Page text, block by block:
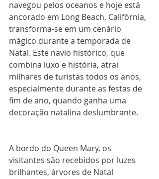
navegou pelos oceanos e hoje está
ancorado em Long Beach, Califórnia,
transforma-se em um cenário
mágico durante a temporada de
Natal. Este navio histórico, que
combina luxo e história, atrai
milhares de turistas todos os anos,
especialmente durante as festas de
fim de ano, quando ganha uma
decoração natalina deslumbrante.
A bordo do Queen Mary, os
visitantes são recebidos por luzes
brilhantes, árvores de Natal